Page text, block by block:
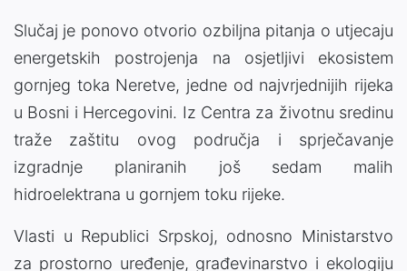
Slučaj je ponovo otvorio ozbiljna pitanja o utjecaju
energetskih postrojenja na osjetljivi ekosistem
gornjeg toka Neretve, jedne od najvrjednijih rijeka
u Bosni i Hercegovini. Iz Centra za životnu sredinu
traže zaštitu ovog područja i sprječavanje
izgradnje planiranih još sedam malih
hidroelektrana u gornjem toku rijeke.
Vlasti u Republici Srpskoj, odnosno Ministarstvo
za prostorno uređenje, građevinarstvo i ekologiju